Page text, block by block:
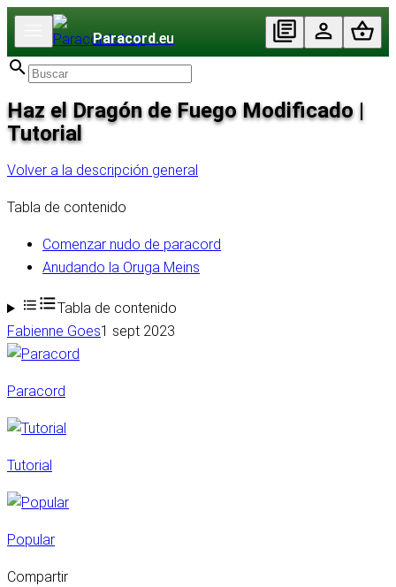
Paracord.eu
Haz el Dragón de Fuego Modificado |
Tutorial
Volver a la descripción general
Tabla de contenido
Comenzar nudo de paracord
Anudando la Oruga Meins
Tabla de contenido
Fabienne Goes1 sept 2023
Paracord
Tutorial
Popular
Compartir